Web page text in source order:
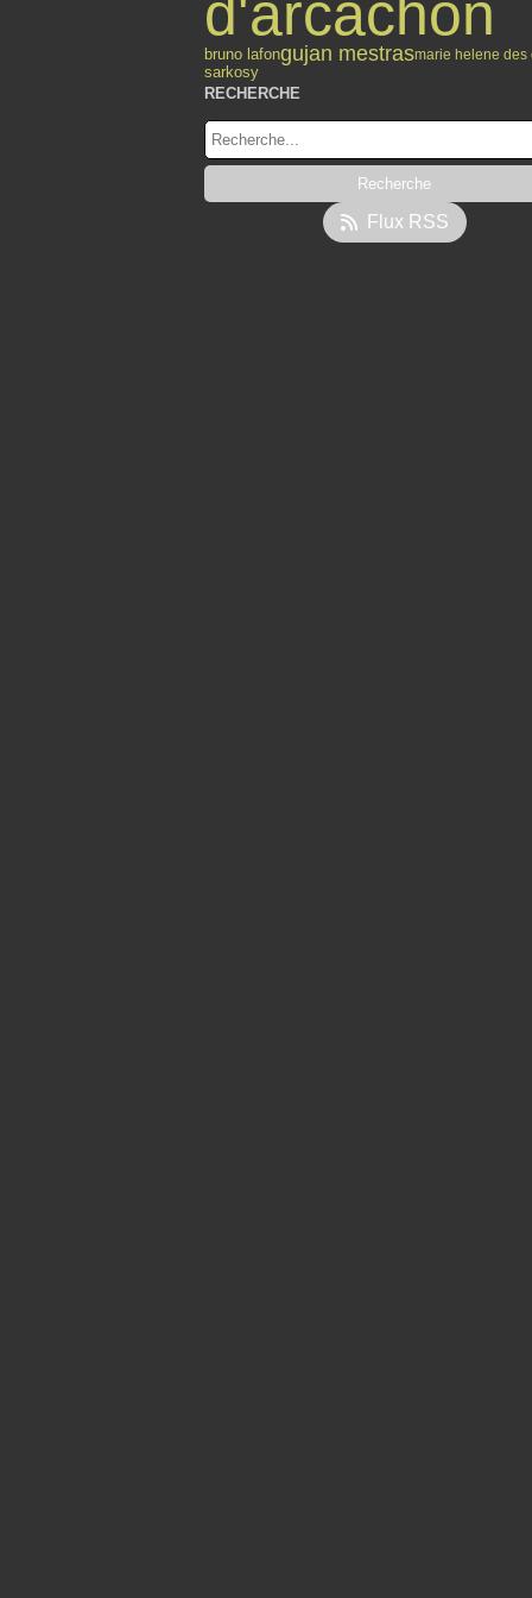
d'arcachon
bruno lafongujan mestrasmarie helene des
sarkosy
RECHERCHE
Flux RSS